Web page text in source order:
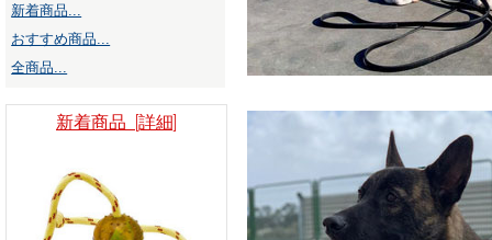
新着商品...
おすすめ商品...
全商品...
新着商品 [詳細]